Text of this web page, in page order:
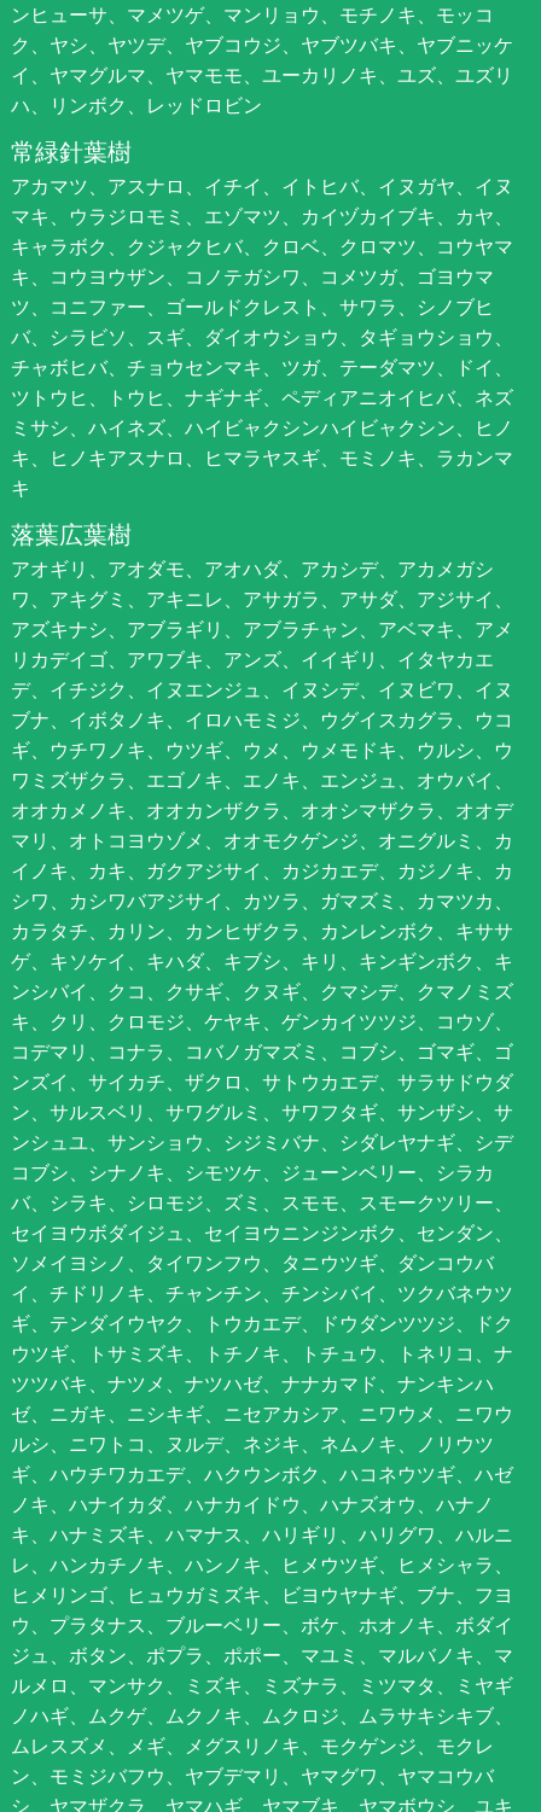
ンヒューサ、マメツゲ、マンリョウ、モチノキ、モッコ
ク、ヤシ、ヤツデ、ヤブコウジ、ヤブツバキ、ヤブニッケ
イ、ヤマグルマ、ヤマモモ、ユーカリノキ、ユズ、ユズリ
ハ、リンボク、レッドロビン
常緑針葉樹
アカマツ、アスナロ、イチイ、イトヒバ、イヌガヤ、イヌ
マキ、ウラジロモミ、エゾマツ、カイヅカイブキ、カヤ、
キャラボク、クジャクヒバ、クロベ、クロマツ、コウヤマ
キ、コウヨウザン、コノテガシワ、コメツガ、ゴヨウマ
ツ、コニファー、ゴールドクレスト、サワラ、シノブヒ
バ、シラビソ、スギ、ダイオウショウ、タギョウショウ、
チャボヒバ、チョウセンマキ、ツガ、テーダマツ、ドイ、
ツトウヒ、トウヒ、ナギナギ、ペディアニオイヒバ、ネズ
ミサシ、ハイネズ、ハイビャクシンハイビャクシン、ヒノ
キ、ヒノキアスナロ、ヒマラヤスギ、モミノキ、ラカンマ
キ
落葉広葉樹
アオギリ、アオダモ、アオハダ、アカシデ、アカメガシ
ワ、アキグミ、アキニレ、アサガラ、アサダ、アジサイ、
アズキナシ、アブラギリ、アブラチャン、アベマキ、アメ
リカデイゴ、アワブキ、アンズ、イイギリ、イタヤカエ
デ、イチジク、イヌエンジュ、イヌシデ、イヌビワ、イヌ
ブナ、イボタノキ、イロハモミジ、ウグイスカグラ、ウコ
ギ、ウチワノキ、ウツギ、ウメ、ウメモドキ、ウルシ、ウ
ワミズザクラ、エゴノキ、エノキ、エンジュ、オウバイ、
オオカメノキ、オオカンザクラ、オオシマザクラ、オオデ
マリ、オトコヨウゾメ、オオモクゲンジ、オニグルミ、カ
イノキ、カキ、ガクアジサイ、カジカエデ、カジノキ、カ
シワ、カシワバアジサイ、カツラ、ガマズミ、カマツカ、
カラタチ、カリン、カンヒザクラ、カンレンボク、キササ
ゲ、キソケイ、キハダ、キブシ、キリ、キンギンボク、キ
ンシバイ、クコ、クサギ、クヌギ、クマシデ、クマノミズ
キ、クリ、クロモジ、ケヤキ、ゲンカイツツジ、コウゾ、
コデマリ、コナラ、コバノガマズミ、コブシ、ゴマギ、ゴ
ンズイ、サイカチ、ザクロ、サトウカエデ、サラサドウダ
ン、サルスベリ、サワグルミ、サワフタギ、サンザシ、サ
ンシュユ、サンショウ、シジミバナ、シダレヤナギ、シデ
コブシ、シナノキ、シモツケ、ジューンベリー、シラカ
バ、シラキ、シロモジ、ズミ、スモモ、スモークツリー、
セイヨウボダイジュ、セイヨウニンジンボク、センダン、
ソメイヨシノ、タイワンフウ、タニウツギ、ダンコウバ
イ、チドリノキ、チャンチン、チンシバイ、ツクバネウツ
ギ、テンダイウヤク、トウカエデ、ドウダンツツジ、ドク
ウツギ、トサミズキ、トチノキ、トチュウ、トネリコ、ナ
ツツバキ、ナツメ、ナツハゼ、ナナカマド、ナンキンハ
ゼ、ニガキ、ニシキギ、ニセアカシア、ニワウメ、ニワウ
ルシ、ニワトコ、ヌルデ、ネジキ、ネムノキ、ノリウツ
ギ、ハウチワカエデ、ハクウンボク、ハコネウツギ、ハゼ
ノキ、ハナイカダ、ハナカイドウ、ハナズオウ、ハナノ
キ、ハナミズキ、ハマナス、ハリギリ、ハリグワ、ハルニ
レ、ハンカチノキ、ハンノキ、ヒメウツギ、ヒメシャラ、
ヒメリンゴ、ヒュウガミズキ、ビヨウヤナギ、ブナ、フヨ
ウ、プラタナス、ブルーベリー、ボケ、ホオノキ、ボダイ
ジュ、ボタン、ポプラ、ポポー、マユミ、マルバノキ、マ
ルメロ、マンサク、ミズキ、ミズナラ、ミツマタ、ミヤギ
ノハギ、ムクゲ、ムクノキ、ムクロジ、ムラサキシキブ、
ムレスズメ、メギ、メグスリノキ、モクゲンジ、モクレ
ン、モミジバフウ、ヤブデマリ、ヤマグワ、ヤマコウバ
シ、ヤマザクラ、ヤマハギ、ヤマブキ、ヤマボウシ、ユキ